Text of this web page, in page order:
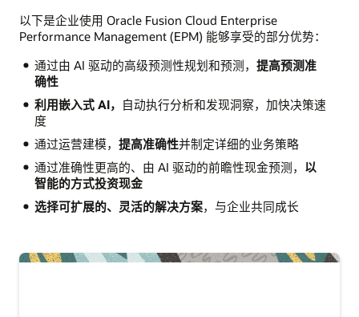
以下是企业使用 Oracle Fusion Cloud Enterprise
Performance Management (EPM) 能够享受的部分优势：
通过由 AI 驱动的高级预测性规划和预测， 提高预测准
确性
利用嵌入式 AI， 自动执行分析和发现洞察，加快决策速
度
通过运营建模， 提高准确性并制定详细的业务策略
通过准确性更高的、由 AI 驱动的前瞻性现金预测， 以
智能的方式投资现金
选择可扩展的、灵活的解决方案，与企业共同成长